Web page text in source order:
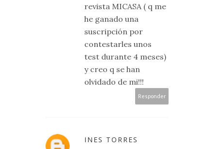
revista MICASA ( q me
he ganado una
suscripción por
contestarles unos
test durante 4 meses)
y creo q se han
olvidado de mi!!!
Responder
INES TORRES